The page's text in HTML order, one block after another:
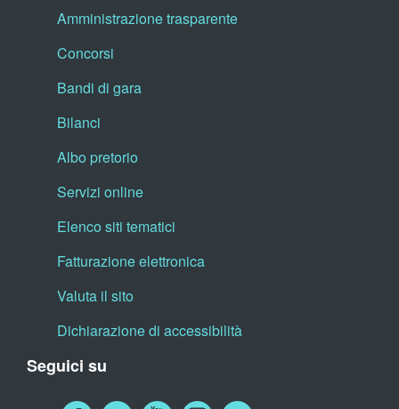
Amministrazione trasparente
Concorsi
Bandi di gara
Bilanci
Albo pretorio
Servizi online
Elenco siti tematici
Fatturazione elettronica
Valuta il sito
Dichiarazione di accessibilità
Seguici su